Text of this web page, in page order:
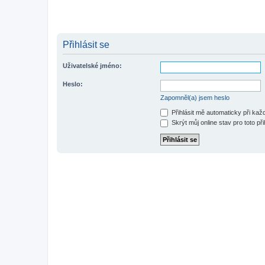
Přihlásit se
Uživatelské jméno:
Heslo:
Zapomněl(a) jsem heslo
Přihlásit mě automaticky při
Skrýt můj online stav pro toto